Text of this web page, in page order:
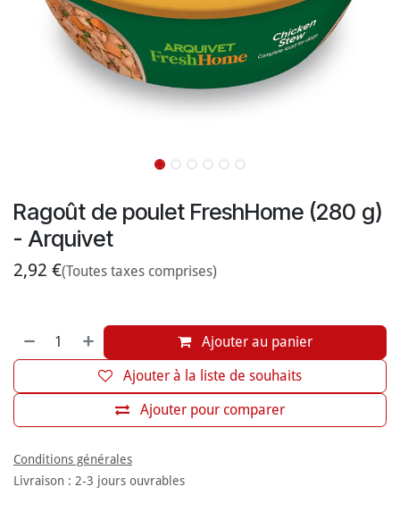
Ragoût de poulet FreshHome (280 g)
- Arquivet
2,92 €(Toutes taxes comprises)
Ajouter au panier
Ajouter pour comparer
Ajouter à la liste de souhaits
Conditions générales
Livraison : 2-3 jours ouvrables